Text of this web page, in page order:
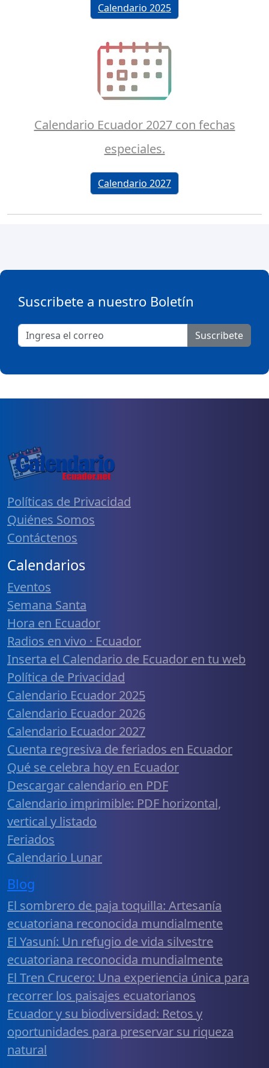
Calendario 2025
Calendario Ecuador 2027 con fechas
especiales.
Calendario 2027
Suscribete a nuestro Boletín
Suscribete
Políticas de Privacidad
Quiénes Somos
Contáctenos
Calendarios
Eventos
Semana Santa
Hora en Ecuador
Radios en vivo · Ecuador
Inserta el Calendario de Ecuador en tu web
Política de Privacidad
Calendario Ecuador 2025
Calendario Ecuador 2026
Calendario Ecuador 2027
Cuenta regresiva de feriados en Ecuador
Qué se celebra hoy en Ecuador
Descargar calendario en PDF
Calendario imprimible: PDF horizontal,
vertical y listado
Feriados
Calendario Lunar
Blog
El sombrero de paja toquilla: Artesanía
ecuatoriana reconocida mundialmente
El Yasuní: Un refugio de vida silvestre
ecuatoriana reconocida mundialmente
El Tren Crucero: Una experiencia única para
recorrer los paisajes ecuatorianos
Ecuador y su biodiversidad: Retos y
oportunidades para preservar su riqueza
natural